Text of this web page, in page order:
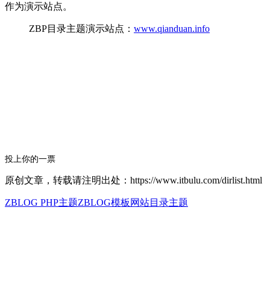
作为演示站点。
ZBP目录主题演示站点： www.qianduan.info
投上你的一票
原创文章，转载请注明出处：https://www.itbulu.com/dirlist.html
ZBLOG PHP主题ZBLOG模板 网站目录主题